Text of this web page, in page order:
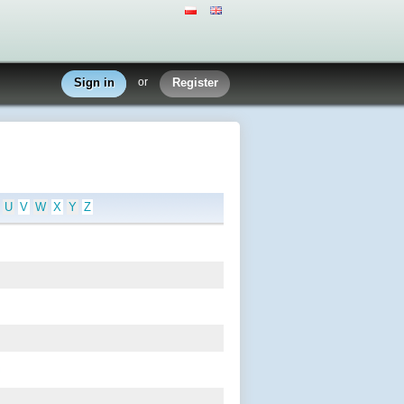
Sign in or Register
U V W X Y Z